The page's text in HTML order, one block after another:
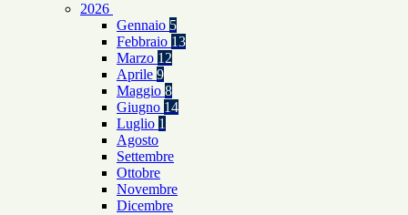
2026
Gennaio 5
Febbraio 13
Marzo 12
Aprile 9
Maggio 8
Giugno 14
Luglio 1
Agosto
Settembre
Ottobre
Novembre
Dicembre